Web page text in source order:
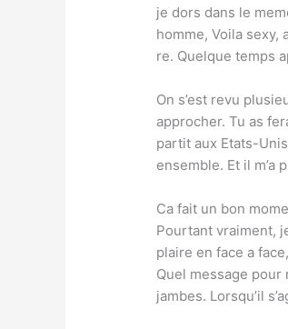
je dors dans le
homme, Voila sexy,
re. Quelque temps
On s’est revu
approcher. Tu as
partit aux Etats-
ensemble. Et il m’a
Ca fait un bon
Pourtant vraiment,
plaire en face a
Quel message
jambes. Lorsqu’il